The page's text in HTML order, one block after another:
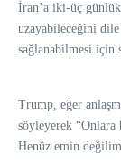
İran’a iki-üç
uzayabileceğini dile
sağlanabilmesi için
Trump, eğer
söyleyerek
Henüz emin